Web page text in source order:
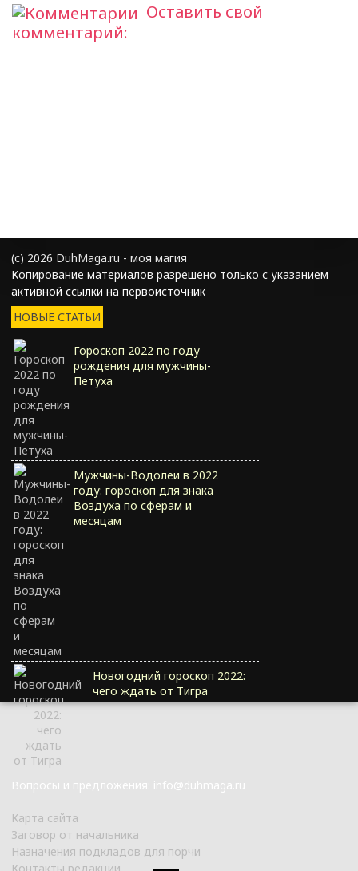
Оставить свой
комментарий:
(с) 2026 DuhMaga.ru - моя магия
Копирование материалов разрешено только с указанием
активной ссылки на первоисточник
НОВЫЕ СТАТЬИ
Гороскоп 2022 по году
рождения для мужчины-
Петуха
Мужчины-Водолеи в 2022
году: гороскоп для знака
Воздуха по сферам и
месяцам
Новогодний гороскоп 2022:
чего ждать от Тигра
Вопросы и предложения: info@duhmaga.ru
Карта сайта
Заговор от начальника
Назначения подкладов для порчи